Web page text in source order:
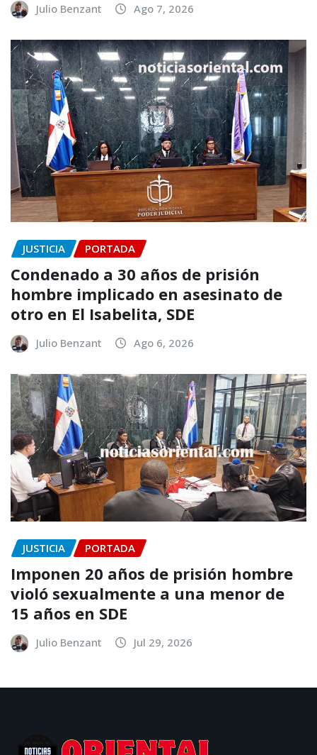
Julio Benzant Ago 7, 2026
JUSTICIA PORTADA
Condenado a 30 años de prisión
hombre implicado en asesinato de
otro en El Isabelita, SDE
Julio Benzant Ago 6, 2026
JUSTICIA PORTADA
Imponen 20 años de prisión hombre
violó sexualmente a una menor de
15 años en SDE
Julio Benzant Jul 29, 2026